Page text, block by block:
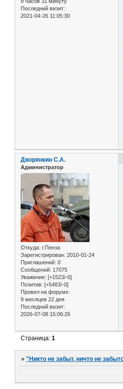
Последний визит:
2021-04-26 11:05:30
Дворянкин С.А.
Администратор
Откуда: г.Пенза
Зарегистрирован: 2010-01-24
Приглашений: 0
Сообщений: 17075
Уважение: [+1523/-6]
Позитив: [+5483/-0]
Провел на форуме:
9 месяцев 22 дня
Последний визит:
2026-07-08 15:06:26
Страница:1
»"Никто не забыт, ничто не